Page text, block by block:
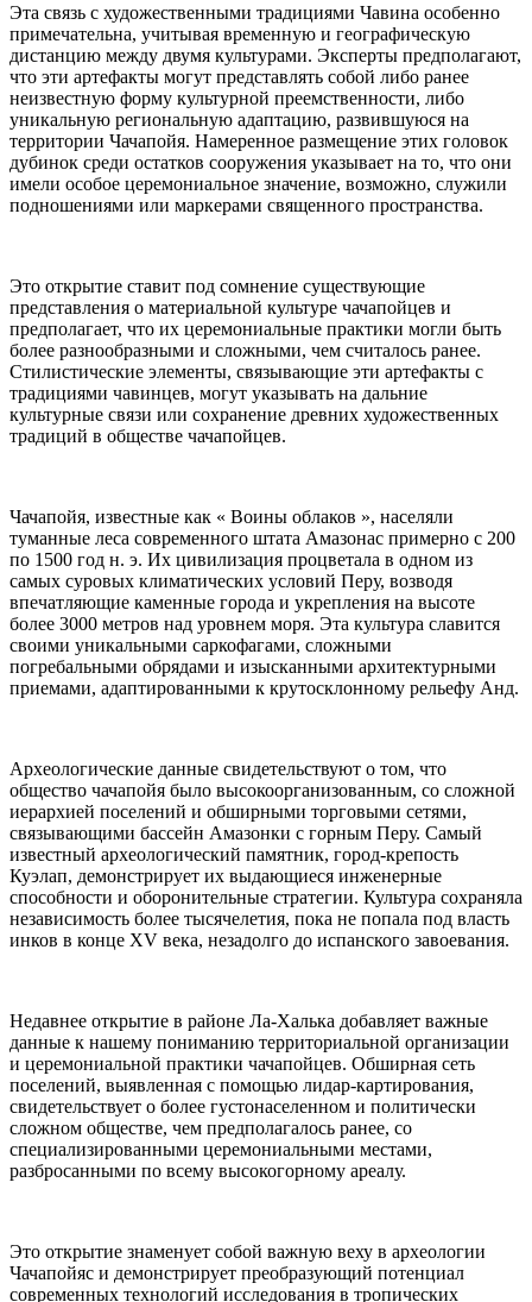
Эта связь с художественными традициями Чавина особенно
примечательна, учитывая временную и географическую
дистанцию между двумя культурами. Эксперты предполагают,
что эти артефакты могут представлять собой либо ранее
неизвестную форму культурной преемственности, либо
уникальную региональную адаптацию, развившуюся на
территории Чачапойя. Намеренное размещение этих головок
дубинок среди остатков сооружения указывает на то, что они
имели особое церемониальное значение, возможно, служили
подношениями или маркерами священного пространства.
Это открытие ставит под сомнение существующие
представления о материальной культуре чачапойцев и
предполагает, что их церемониальные практики могли быть
более разнообразными и сложными, чем считалось ранее.
Стилистические элементы, связывающие эти артефакты с
традициями чавинцев, могут указывать на дальние
культурные связи или сохранение древних художественных
традиций в обществе чачапойцев.
Чачапойя, известные как « Воины облаков », населяли
туманные леса современного штата Амазонас примерно с 200
по 1500 год н. э. Их цивилизация процветала в одном из
самых суровых климатических условий Перу, возводя
впечатляющие каменные города и укрепления на высоте
более 3000 метров над уровнем моря. Эта культура славится
своими уникальными саркофагами, сложными
погребальными обрядами и изысканными архитектурными
приемами, адаптированными к крутосклонному рельефу Анд.
Археологические данные свидетельствуют о том, что
общество чачапойя было высокоорганизованным, со сложной
иерархией поселений и обширными торговыми сетями,
связывающими бассейн Амазонки с горным Перу. Самый
известный археологический памятник, город-крепость
Куэлап, демонстрирует их выдающиеся инженерные
способности и оборонительные стратегии. Культура сохраняла
независимость более тысячелетия, пока не попала под власть
инков в конце XV века, незадолго до испанского завоевания.
Недавнее открытие в районе Ла-Халька добавляет важные
данные к нашему пониманию территориальной организации
и церемониальной практики чачапойцев. Обширная сеть
поселений, выявленная с помощью лидар-картирования,
свидетельствует о более густонаселенном и политически
сложном обществе, чем предполагалось ранее, со
специализированными церемониальными местами,
разбросанными по всему высокогорному ареалу.
Это открытие знаменует собой важную веху в археологии
Чачапойяс и демонстрирует преобразующий потенциал
современных технологий исследования в тропических